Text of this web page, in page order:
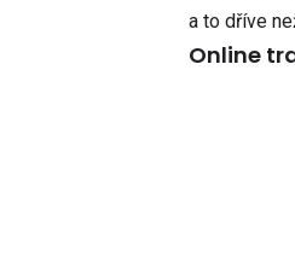
a to dříve
Online